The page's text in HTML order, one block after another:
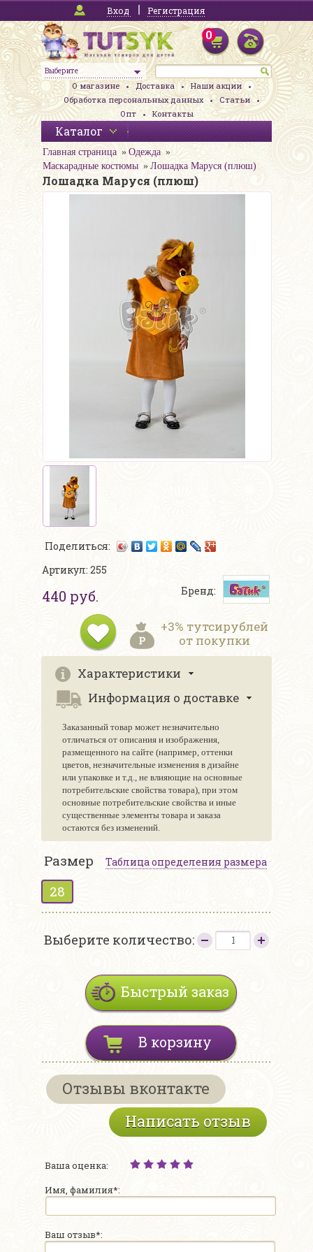
Вход Регистрация
Выберите
0
О магазине Доставка
Наши акции
Обработка персональных данных
Статьи
Опт
Контакты
Каталог
Главная страница
Одежда
Маскарадные костюмы
Лошадка Маруся (плюш)
Лошадка Маруся (плюш)
Поделиться:
Артикул: 255
440 руб. Бренд:
+3% тутсирублей
от покупки
Характеристики
Информация о доставке
Заказанный товар может незначительно
отличаться от описания и изображения,
размещенного на сайте (например, оттенки
цветов, незначительные изменения в дизайне
или упаковке и т.д., не влияющие на основные
потребительские свойства товара), при этом
основные потребительские свойства и иные
существенные элементы товара и заказа
остаются без изменений.
Размер Таблица определения размера
28
Выберите количество:
Быстрый заказ
В корзину
Отзывы вконтакте
Написать отзыв
Ваша оценка:
Имя, фамилия*:
Ваш отзыв*: